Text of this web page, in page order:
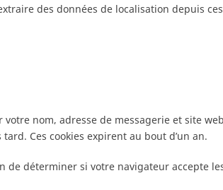
des données de localisation depuis
nom, adresse de messagerie et site
Ces cookies expirent au bout d’un an.
déterminer si votre navigateur accepte